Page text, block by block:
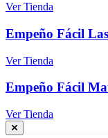
Ver Tienda
Empeño Fácil
Ver Tienda
Empeño Fácil
Ver Tienda